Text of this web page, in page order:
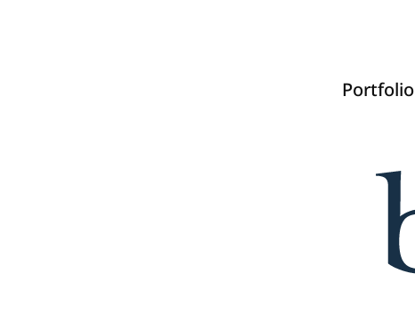
Portfolio